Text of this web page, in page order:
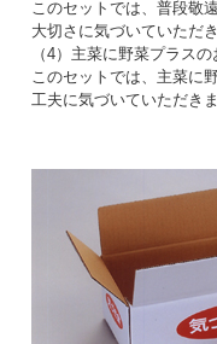
このセットでは、普段敬
大切さに気づいていただき
（4）主菜に野菜プラス
このセットでは、主菜に
工夫に気づいていただきま